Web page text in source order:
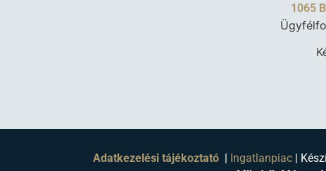
1065
Adatkezelési tájékoztató Ingatlanpiac |